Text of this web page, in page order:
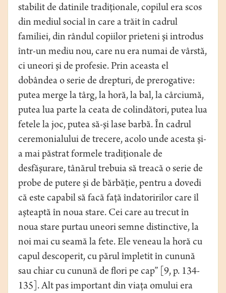
stabilit de datinile tradiţionale, copilul era scos
din mediul social în care a trăit în cadrul
familiei, din rândul copiilor prieteni şi introdus
într-un mediu nou, care nu era numai de vârstă,
ci uneori şi de profesie. Prin aceasta el
dobândea o serie de drepturi, de prerogative:
putea merge la târg, la horă, la bal, la cârciumă,
putea lua parte la ceata de colindători, putea lua
fetele la joc, putea să-şi lase barbă. În cadrul
ceremonialului de trecere, acolo unde acesta şi-
a mai păstrat formele tradiţionale de
desfăşurare, tânărul trebuia să treacă o serie de
probe de putere şi de bărbăţie, pentru a dovedi
că este capabil să facă faţă îndatoririlor care îl
aşteaptă în noua stare. Cei care au trecut în
noua stare purtau uneori semne distinctive, la
noi mai cu seamă la fete. Ele veneau la horă cu
capul descoperit, cu părul împletit în cunună
sau chiar cu cunună de flori pe cap” [9, p. 134-
135]. Alt pas important din viaţa omului era